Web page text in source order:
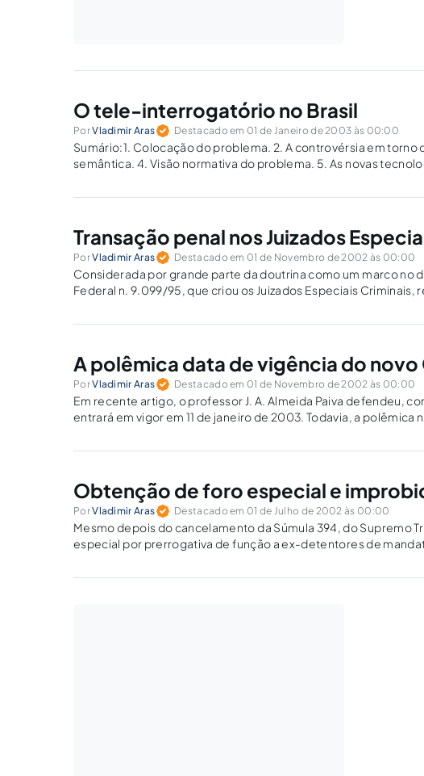
O tele-interrogatório no Brasil
PorVladimir Aras Destacado em 01 de Janeiro de 2003 às 00:00
Sumário:1. Colocação do problema. 2. A controvérsia em
semântica. 4. Visão normativa do problema. 5. As novas
Transação penal nos Juizados
PorVladimir Aras Destacado em 01 de Novembro de 2002 às 00:00
Considerada por grande parte da doutrina como um marco no
Federal n. 9.099/95, que criou os Juizados Especiais Criminais,
A polêmica data de vigência do
PorVladimir Aras Destacado em 01 de Novembro de 2002 às 00:00
Em recente artigo, o professor J. A. Almeida Paiva defendeu,
entrará em vigor em 11 de janeiro de 2003. Todavia, a polêmica
Obtenção de foro especial e
PorVladimir Aras Destacado em 01 de Julho de 2002 às 00:00
Mesmo depois do cancelamento da Súmula 394, do Supremo
especial por prerrogativa de função a ex-detentores de